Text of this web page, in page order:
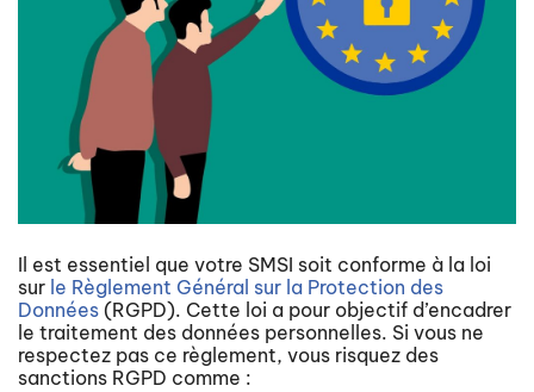
Il est essentiel que votre SMSI soit conforme à la loi
sur le Règlement Général sur la Protection des
Données (RGPD). Cette loi a pour objectif d’encadrer
le traitement des données personnelles. Si vous ne
respectez pas ce règlement, vous risquez des
sanctions RGPD comme :